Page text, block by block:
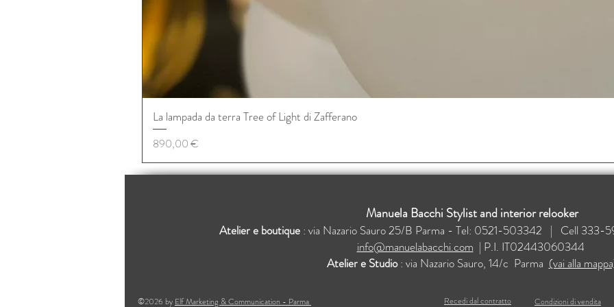
La lampada da terra Tree of Light di Zafferano
Prezzo
890,00 €
Manuela Bacchi Stylist and interior relooker
Atelier e boutique : via Nazario Sauro 25/B Parma - Tel: 0521-503342 | Cell 333-
info@manuelabacchi.com | P.I. IT02443060344
Atelier e Studio: via Nazario Sauro, 14/c Parma (vai alla
©2026 by Elf Marketing & Communication - Parma Recedi dal contratto Condizioni di vendita